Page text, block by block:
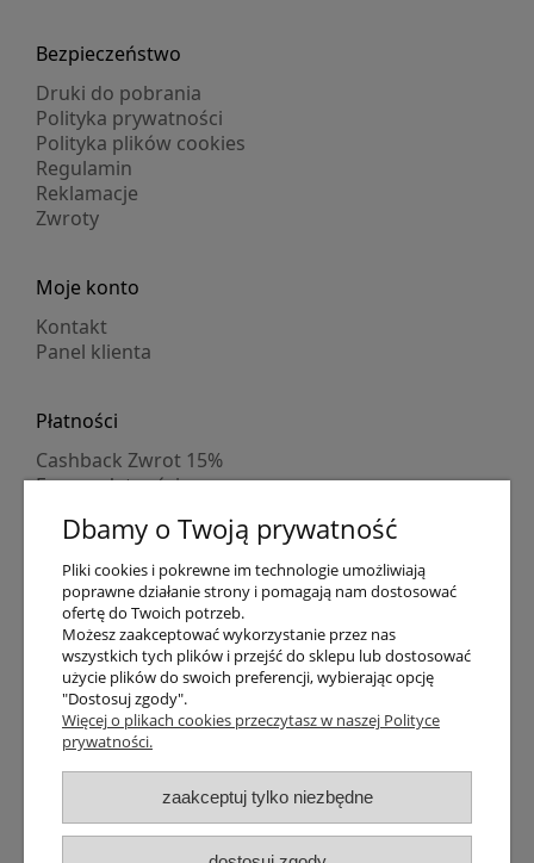
Bezpieczeństwo
Druki do pobrania
Polityka prywatności
Polityka plików cookies
Regulamin
Reklamacje
Zwroty
Moje konto
Kontakt
Panel klienta
Płatności
Cashback Zwrot 15%
Formy płatności
Numer konta
PayPo kupujesz, nie płacisz
Progi rabatowe
Promocje
Dostawa
Czas wysyłki
Dostawa
Śledzenie przesyłki GLS
Śledzenie przesyłki DPD
Shipping abroad
Zarejestruj się /Zaloguj się
Dbamy o Twoją prywatność
Pliki cookies i pokrewne im technologie umożliwiają
poprawne działanie strony i pomagają nam dostosować
ofertę do Twoich potrzeb.
Możesz zaakceptować wykorzystanie przez nas
wszystkich tych plików i przejść do sklepu lub dostosować
użycie plików do swoich preferencji, wybierając opcję
"Dostosuj zgody".
Więcej o plikach cookies przeczytasz w naszej Polityce
prywatności.
zaakceptuj tylko niezbędne